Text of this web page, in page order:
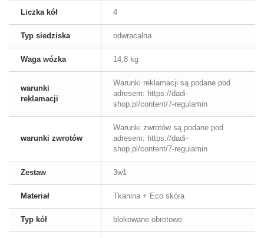
Liczka kół 4
Typ siedziska odwracalna
Waga wózka 14,8 kg
warunki
reklamacji
Warunki reklamacji są podane pod
adresem: https://dadi-
shop.pl/content/7-regulamin
warunki zwrotów
Warunki zwrotów są podane pod
adresem: https://dadi-
shop.pl/content/7-regulamin
Zestaw 3w1
Materiał Tkanina + Eco skóra
Typ kół blokowane obrotowe